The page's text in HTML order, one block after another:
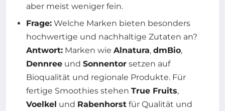
aber meist weniger fein.
Frage: Welche Marken bieten besonders
hochwertige und nachhaltige Zutaten an?
Antwort: Marken wie Alnatura, dmBio,
Dennree und Sonnentor setzen auf
Bioqualität und regionale Produkte. Für
fertige Smoothies stehen True Fruits,
Voelkel und Rabenhorst für Qualität und